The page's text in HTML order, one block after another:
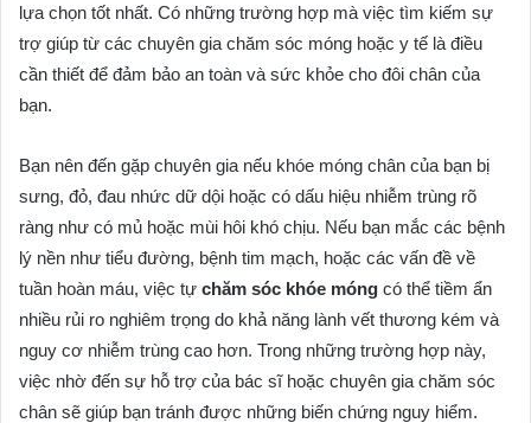
lựa chọn tốt nhất. Có những trường hợp mà việc tìm kiếm sự
trợ giúp từ các chuyên gia chăm sóc móng hoặc y tế là điều
cần thiết để đảm bảo an toàn và sức khỏe cho đôi chân của
bạn.
Bạn nên đến gặp chuyên gia nếu khóe móng chân của bạn bị
sưng, đỏ, đau nhức dữ dội hoặc có dấu hiệu nhiễm trùng rõ
ràng như có mủ hoặc mùi hôi khó chịu. Nếu bạn mắc các bệnh
lý nền như tiểu đường, bệnh tim mạch, hoặc các vấn đề về
tuần hoàn máu, việc tự chăm sóc khóe móng có thể tiềm ẩn
nhiều rủi ro nghiêm trọng do khả năng lành vết thương kém và
nguy cơ nhiễm trùng cao hơn. Trong những trường hợp này,
việc nhờ đến sự hỗ trợ của bác sĩ hoặc chuyên gia chăm sóc
chân sẽ giúp bạn tránh được những biến chứng nguy hiểm.